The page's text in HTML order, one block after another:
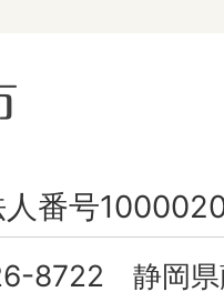
人番号
8722 静岡県